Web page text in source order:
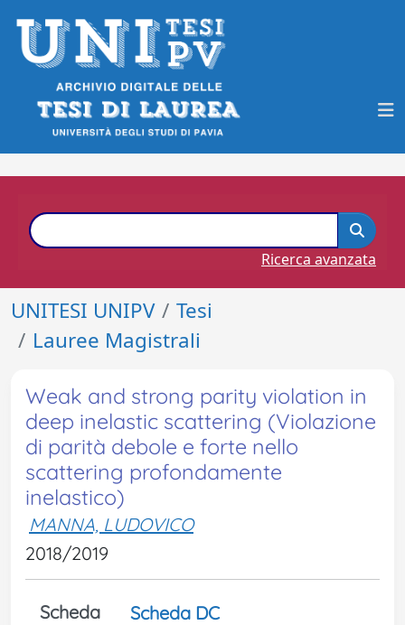
Ricerca avanzata
UNITESI UNIPV
Tesi
Lauree Magistrali
Weak and strong parity violation in
deep inelastic scattering (Violazione
di parità debole e forte nello
scattering profondamente
inelastico)
MANNA, LUDOVICO
2018/2019
Scheda Scheda DC